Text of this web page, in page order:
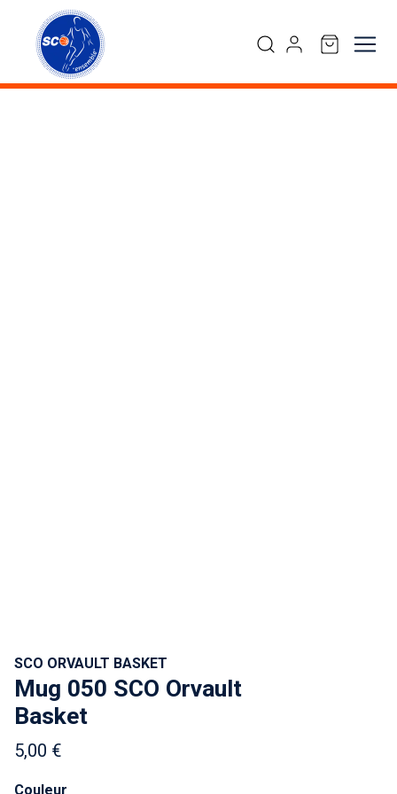
SCO ORVAULT BASKET
Mug 050 SCO Orvault
Basket
5,00 €
Couleur